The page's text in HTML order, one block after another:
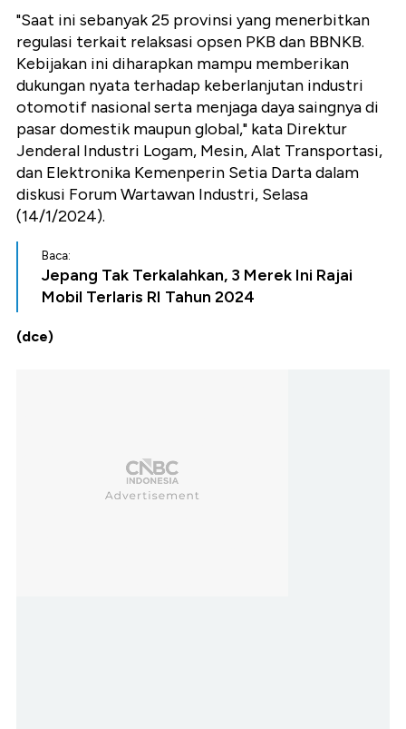
"Saat ini sebanyak 25 provinsi yang menerbitkan
regulasi terkait relaksasi opsen PKB dan BBNKB.
Kebijakan ini diharapkan mampu memberikan
dukungan nyata terhadap keberlanjutan industri
otomotif nasional serta menjaga daya saingnya di
pasar domestik maupun global," kata Direktur
Jenderal Industri Logam, Mesin, Alat Transportasi,
dan Elektronika Kemenperin Setia Darta dalam
diskusi Forum Wartawan Industri, Selasa
(14/1/2024).
Baca:
Jepang Tak Terkalahkan, 3 Merek Ini Rajai
Mobil Terlaris RI Tahun 2024
(dce)